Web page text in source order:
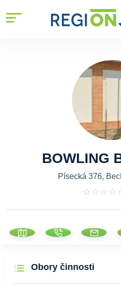
BOWLING
Písecká 376,
Obory činnosti